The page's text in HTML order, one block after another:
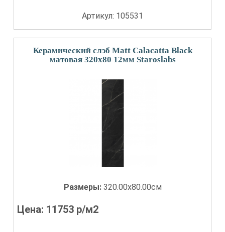
Артикул: 105531
Керамический слэб Matt Calacatta Black
матовая 320x80 12мм Staroslabs
Размеры: 320.00x80.00см
Цена: 11753 р/м2